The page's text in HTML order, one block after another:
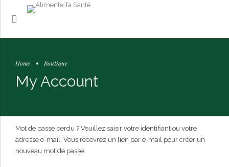
Home Boutique
My Account
Mot de passe perdu ? Veuillez saisir votre identifiant ou votre
adresse e-mail. Vous recevrez un lien par e-mail pour créer un
nouveau mot de passe.